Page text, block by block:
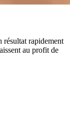
résultat rapidement
au profit de